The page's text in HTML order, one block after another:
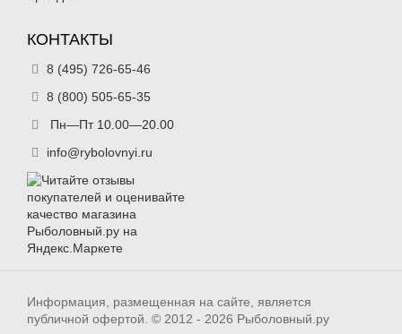
КОНТАКТЫ
8 (495) 726-65-46
8 (800) 505-65-35
Пн—Пт 10.00—20.00
info@rybolovnyi.ru
Информация, размещенная на сайте, является
публичной офертой. © 2012 - 2026 Рыболовный.ру